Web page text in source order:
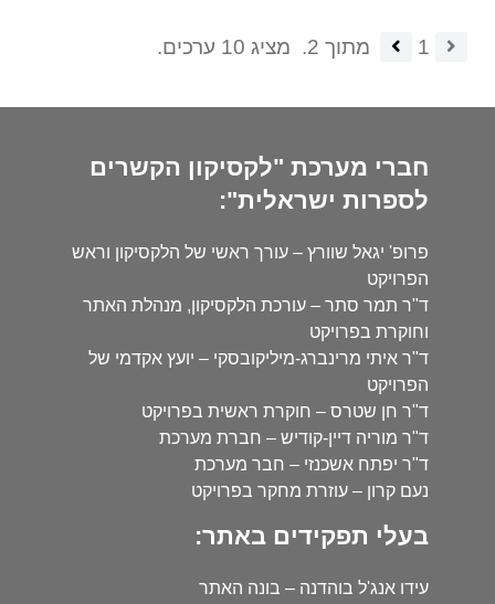
1 מתוך 2. מציג 10 ערכים.
חברי מערכת "לקסיקון הקשרים
לספרות ישראלית":
פרופ' יגאל שוורץ – עורך ראשי של הלקסיקון וראש
הפרויקט
ד"ר תמר סתר – עורכת הלקסיקון, מנהלת האתר
וחוקרת בפרויקט
ד"ר איתי מרינברג-מיליקובסקי – יועץ אקדמי של
הפרויקט
ד"ר חן שטרס – חוקרת ראשית בפרויקט
ד"ר מוריה דיין-קודיש – חברת מערכת
ד"ר יפתח אשכנזי – חבר מערכת
נעם קרון – עוזרת מחקר בפרויקט
בעלי תפקידים באתר:
עידו אנג'ל בוהדנה – בונה האתר